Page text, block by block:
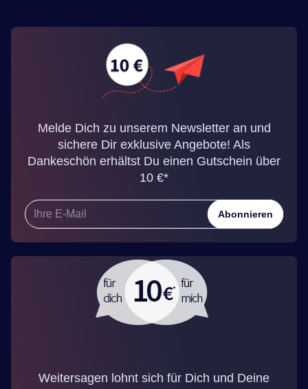
Melde Dich zu unserem Newsletter an und
sichere Dir exklusive Angebote! Als
Dankeschön erhältst Du einen Gutschein über
10 €*
Abonnieren
Weitersagen lohnt sich für Dich und Deine